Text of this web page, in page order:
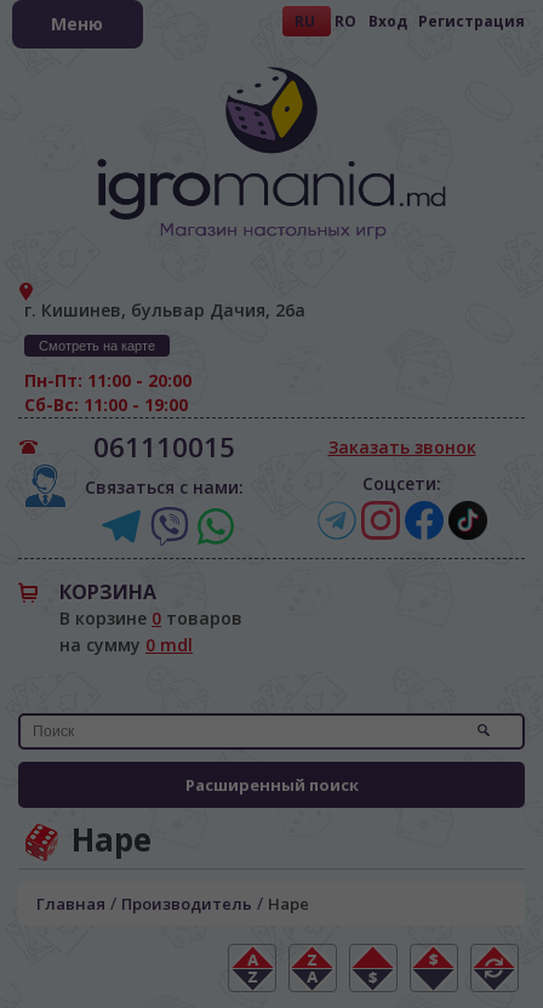
RU RO Вход Регистрация
г. Кишинев, бульвар Дачия, 26а
Смотреть на карте
Пн-Пт: 11:00 - 20:00
Сб-Вс: 11:00 - 19:00
061110015
Связаться с нами:
Заказать звонок
Соцсети:
КОРЗИНА
В корзине 0 товаров
на сумму 0 mdl
Расширенный поиск
Меню
Hape
Главная / Производитель / Hape